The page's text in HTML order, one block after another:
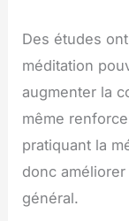
Des études
méditation
augmenter la
même
pratiquant la
donc
général.